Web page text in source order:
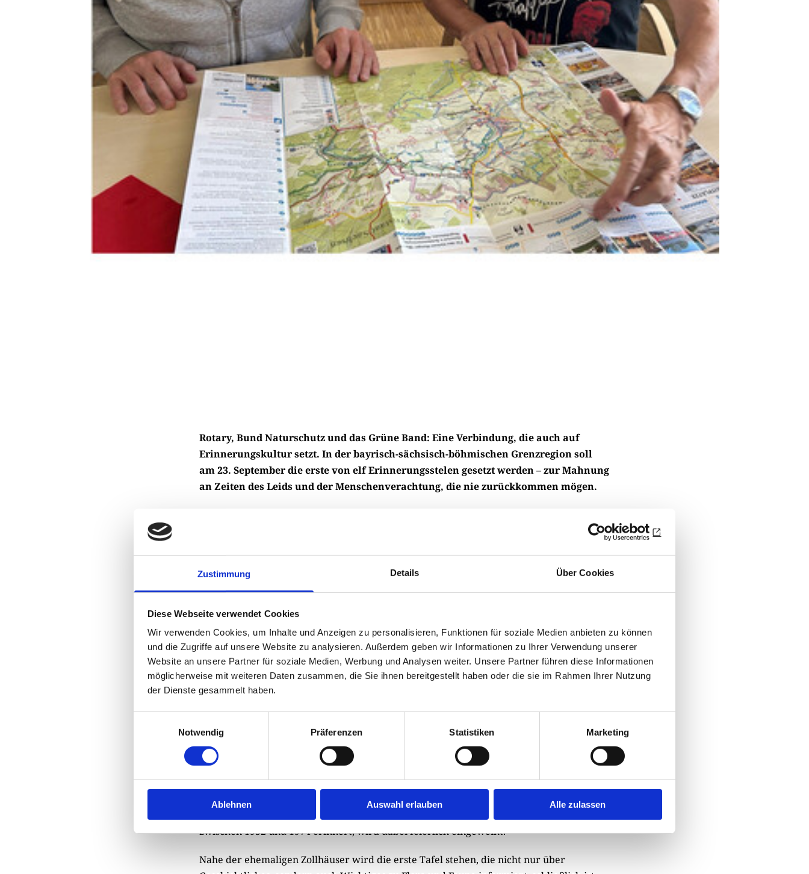
Zustimmung Details Über Cookies
Diese Webseite verwendet Cookies
Wir verwenden Cookies, um Inhalte und Anzeigen zu personalisieren, Funktionen für soziale Medien anbieten zu können
und die Zugriffe auf unsere Website zu analysieren. Außerdem geben wir Informationen zu Ihrer Verwendung unserer
Website an unsere Partner für soziale Medien, Werbung und Analysen weiter. Unsere Partner führen diese Informationen
möglicherweise mit weiteren Daten zusammen, die Sie ihnen bereitgestellt haben oder die sie im Rahmen Ihrer Nutzung
der Dienste gesammelt haben.
Notwendig
Präferenzen Statistiken Marketing
Ablehnen Auswahl erlauben Alle zulassen
Rotary, Bund Naturschutz und das Grüne Band: Eine Verbindung, die auch auf
Erinnerungskultur setzt. In der bayrisch-sächsisch-böhmischen Grenzregion soll
am 23. September die erste von elf Erinnerungsstelen gesetzt werden – zur Mahnung
an Zeiten des Leids und der Menschenverachtung, die nie zurückkommen mögen.
Ost von West. Im Zuge dieser Grenzziehung ist viel Leid geschehen, Familien verloren
Mit der Grenzöffnung im Jahr 1989 war die traurige Zeit glücklicherweise vorbei – auch
im Dreiländereck der Freistaaten Bayern, Sachsen und Thüringen. Doch wie kann man
der Nachwelt zur Mahnung am Leben erhalten? Dietmar Kühn aus Posseck im Vogtland
und Peter Stehr aus Regnitzlosau im Landkreis Hof hatten eine Idee: Sie wollten die
Region entlang der ehemaligen deutsch-deutschen Grenze mit Erinnerungstafeln
bestücken, die an den ehemaligen Kolonnenwegen am heutigen Grünen Band aufgestellt
"35 bis 40 Kilometer auf dem Grünen Band, vom Dreiländereck bei Oberprex bis zum
Drei-Freistaatenstein bei Feilitzsch können wir privat stemmen", erzählt Peter Stehr.
Rotary Clubs aus Hof und Oelsnitz haben dies möglich gemacht. Am 23. September 2025
um 16 Uhr wird bei Papstleithen der Startschuss für den Erinnerungslehrpfad
"Schicksalsorte" fallen. Die erste Tafel des Lehrpfades, die speziell an die
Zwangsmaßnahmen nahe des Dreiländerecks zwischen Sachsen-Böhmen und Bayern
zwischen 1952 und 1974 erinnert, wird dabei feierlich eingeweiht.
Nahe der ehemaligen Zollhäuser wird die erste Tafel stehen, die nicht nur über